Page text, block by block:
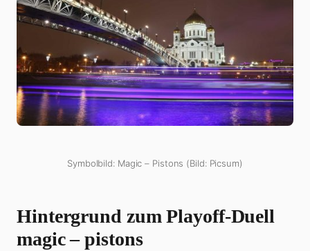
Symbolbild: Magic – Pistons (Bild: Picsum)
Hintergrund zum Playoff-Duell
magic – pistons